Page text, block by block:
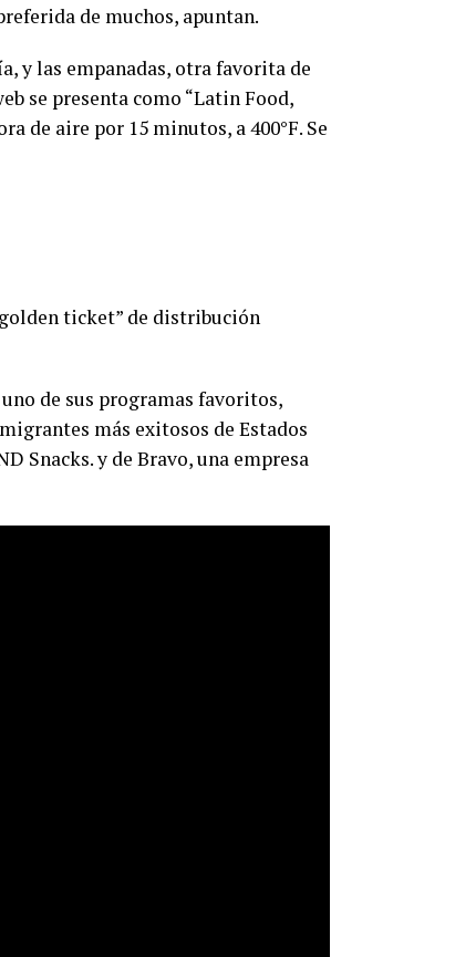
de muchos, apuntan.
y las empanadas, otra favorita de
se presenta como “Latin Food,
de aire por 15 minutos, a 400°F. Se
ticket” de distribución
de sus programas favoritos,
más exitosos de Estados
Snacks. y de Bravo, una empresa